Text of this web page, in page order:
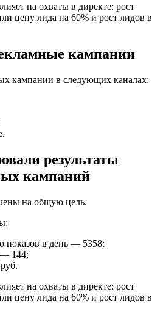
кампании
кампании в следующих каналах:
результаты
кампаний
на общую цель.
показов в день — 5358;
— 144;